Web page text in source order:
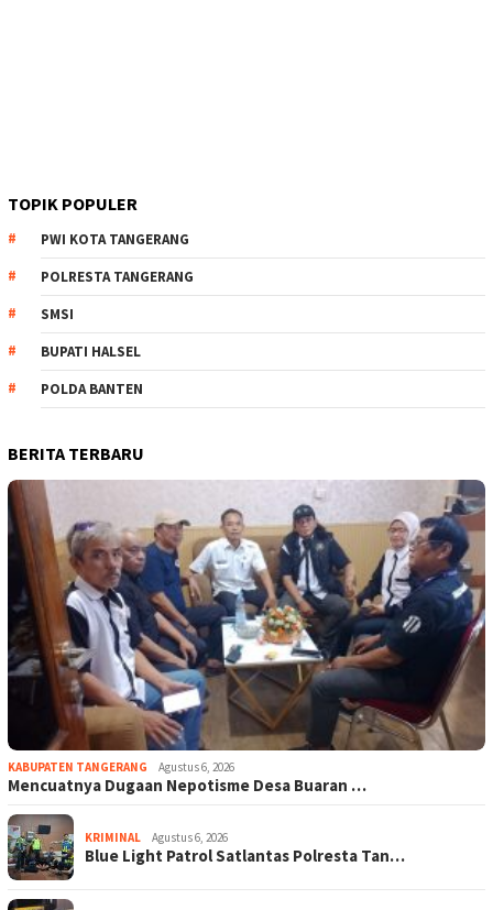
TOPIK POPULER
PWI KOTA TANGERANG
POLRESTA TANGERANG
SMSI
BUPATI HALSEL
POLDA BANTEN
BERITA TERBARU
KABUPATEN TANGERANG Agustus 6, 2026
Mencuatnya Dugaan Nepotisme Desa Buaran …
KRIMINAL Agustus 6, 2026
Blue Light Patrol Satlantas Polresta Tan…